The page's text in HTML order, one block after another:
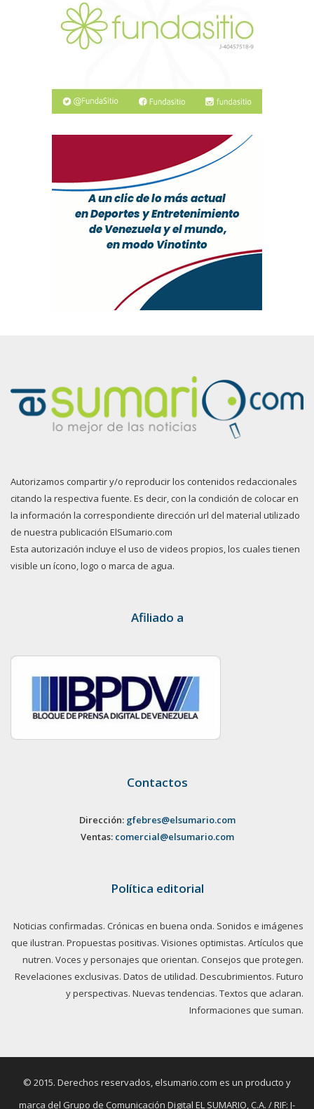
Autorizamos compartir y/o reproducir los contenidos redaccionales
citando la respectiva fuente. Es decir, con la condición de colocar en
la información la correspondiente dirección url del material utilizado
de nuestra publicación ElSumario.com
Esta autorización incluye el uso de videos propios, los cuales tienen
visible un ícono, logo o marca de agua.
Afiliado a
Contactos
Dirección: gfebres@elsumario.com
Ventas: comercial@elsumario.com
Política editorial
Noticias confirmadas. Crónicas en buena onda. Sonidos e imágenes
que ilustran. Propuestas positivas. Visiones optimistas. Artículos que
nutren. Voces y personajes que orientan. Consejos que protegen.
Revelaciones exclusivas. Datos de utilidad. Descubrimientos. Futuro
y perspectivas. Nuevas tendencias. Textos que aclaran.
Informaciones que suman.
© 2015. Derechos reservados, elsumario.com es un producto y
marca del Grupo de Comunicación Digital EL SUMARIO, C.A. / RIF: J-